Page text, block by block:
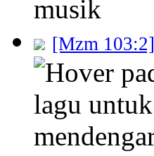
[Mzm 103:2]